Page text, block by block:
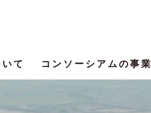
て コンソーシアムの事業